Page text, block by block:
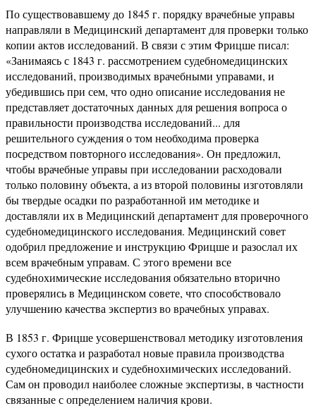
По существовавшему до 1845 г. порядку врачебные управы
направляли в Медицинский департамент для проверки только
копии актов исследований. В связи с этим Фрицше писал:
«Занимаясь с 1843 г. рассмотрением судебномедицинских
исследований, производимых врачебными управами, и
убедившись при сем, что одно описание исследования не
представляет достаточных данных для решения вопроса о
правильности производства исследований... для
решительного суждения о том необходима проверка
посредством повторного исследования». Он предложил,
чтобы врачебные управы при исследовании расходовали
только половину объекта, а из второй половины изготовляли
бы твердые осадки по разработанной им методике и
доставляли их в Медицинский департамент для проверочного
судебномедицинского исследования. Медицинский совет
одобрил предложение и инструкцию Фрицше и разослал их
всем врачебным управам. С этого времени все
судебнохимические исследования обязательно вторично
проверялись в Медицинском совете, что способствовало
улучшению качества экспертиз во врачебных управах.
В 1853 г. Фрицше усовершенствовал методику изготовления
сухого остатка и разработал новые правила производства
судебномедицинских и судебнохимических исследований.
Сам он проводил наиболее сложные экспертизы, в частности
связанные с определением наличия крови.